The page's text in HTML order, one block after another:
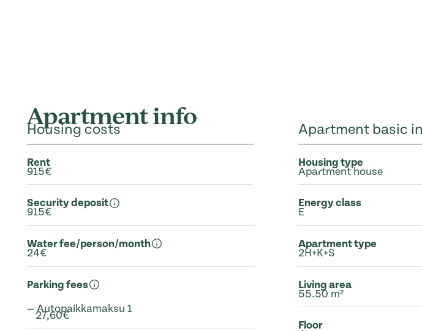
Apartment info
Housing costs
Rent
915€
Security deposit
915€
Water fee/person/month
24€
Parking fees
— Autopaikkamaksu 1
27,60€
Apartment basic
Housing type
Apartment house
Energy class
E
Apartment type
2H+K+S
Living area
55.50 m²
Floor